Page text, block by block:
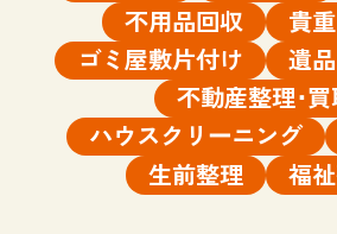
不用品回収
貴
ゴミ屋敷片付け
遺
不動産整理･買
ハウスクリーニング
生前整理
福